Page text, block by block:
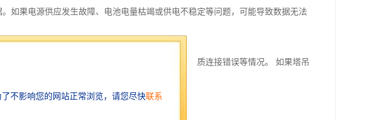
如果电源供应发生故障、电池电量枯竭或供电不稳定等问题，可能导致数据无法
法存储。例如，误删除数据、误操作设置、存储介质连接错误等情况。 如果塔吊
连接问题。